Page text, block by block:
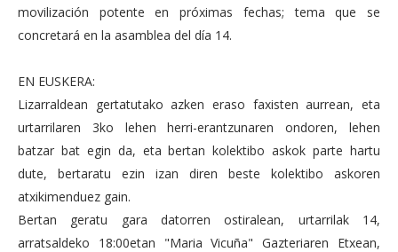
movilización potente en próximas fechas; tema que se
concretará en la asamblea del día 14.
EN EUSKERA:
Lizarraldean gertatutako azken eraso faxisten aurrean, eta
urtarrilaren 3ko lehen herri-erantzunaren ondoren, lehen
batzar bat egin da, eta bertan kolektibo askok parte hartu
dute, bertaratu ezin izan diren beste kolektibo askoren
atxikimenduez gain.
Bertan geratu gara datorren ostiralean, urtarrilak 14,
arratsaldeko 18:00etan "Maria Vicuña" Gazteriaren Etxean,